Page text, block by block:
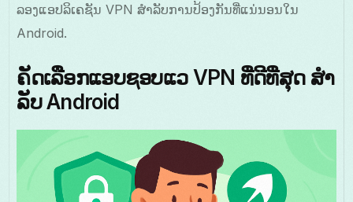
ລອງແອປລິເຄຊັນ VPN ສໍາລັບການປ້ອງກັນທີ່ແນ່ນອນໃນ
Android.
ຄັດເລືອກແອບຊອບແວ VPN ທີ່ດີທີ່ສຸດ ສໍາ
ລັບ Android